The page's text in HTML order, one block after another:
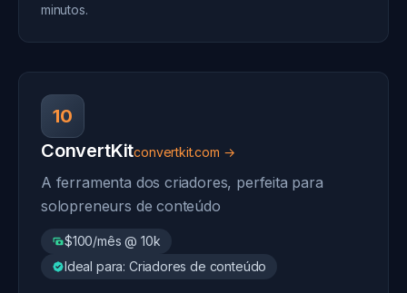
minutos.
10
ConvertKitconvertkit.com →
A ferramenta dos criadores, perfeita para
solopreneurs de conteúdo
$100/mês @ 10k
Ideal para: Criadores de conteúdo